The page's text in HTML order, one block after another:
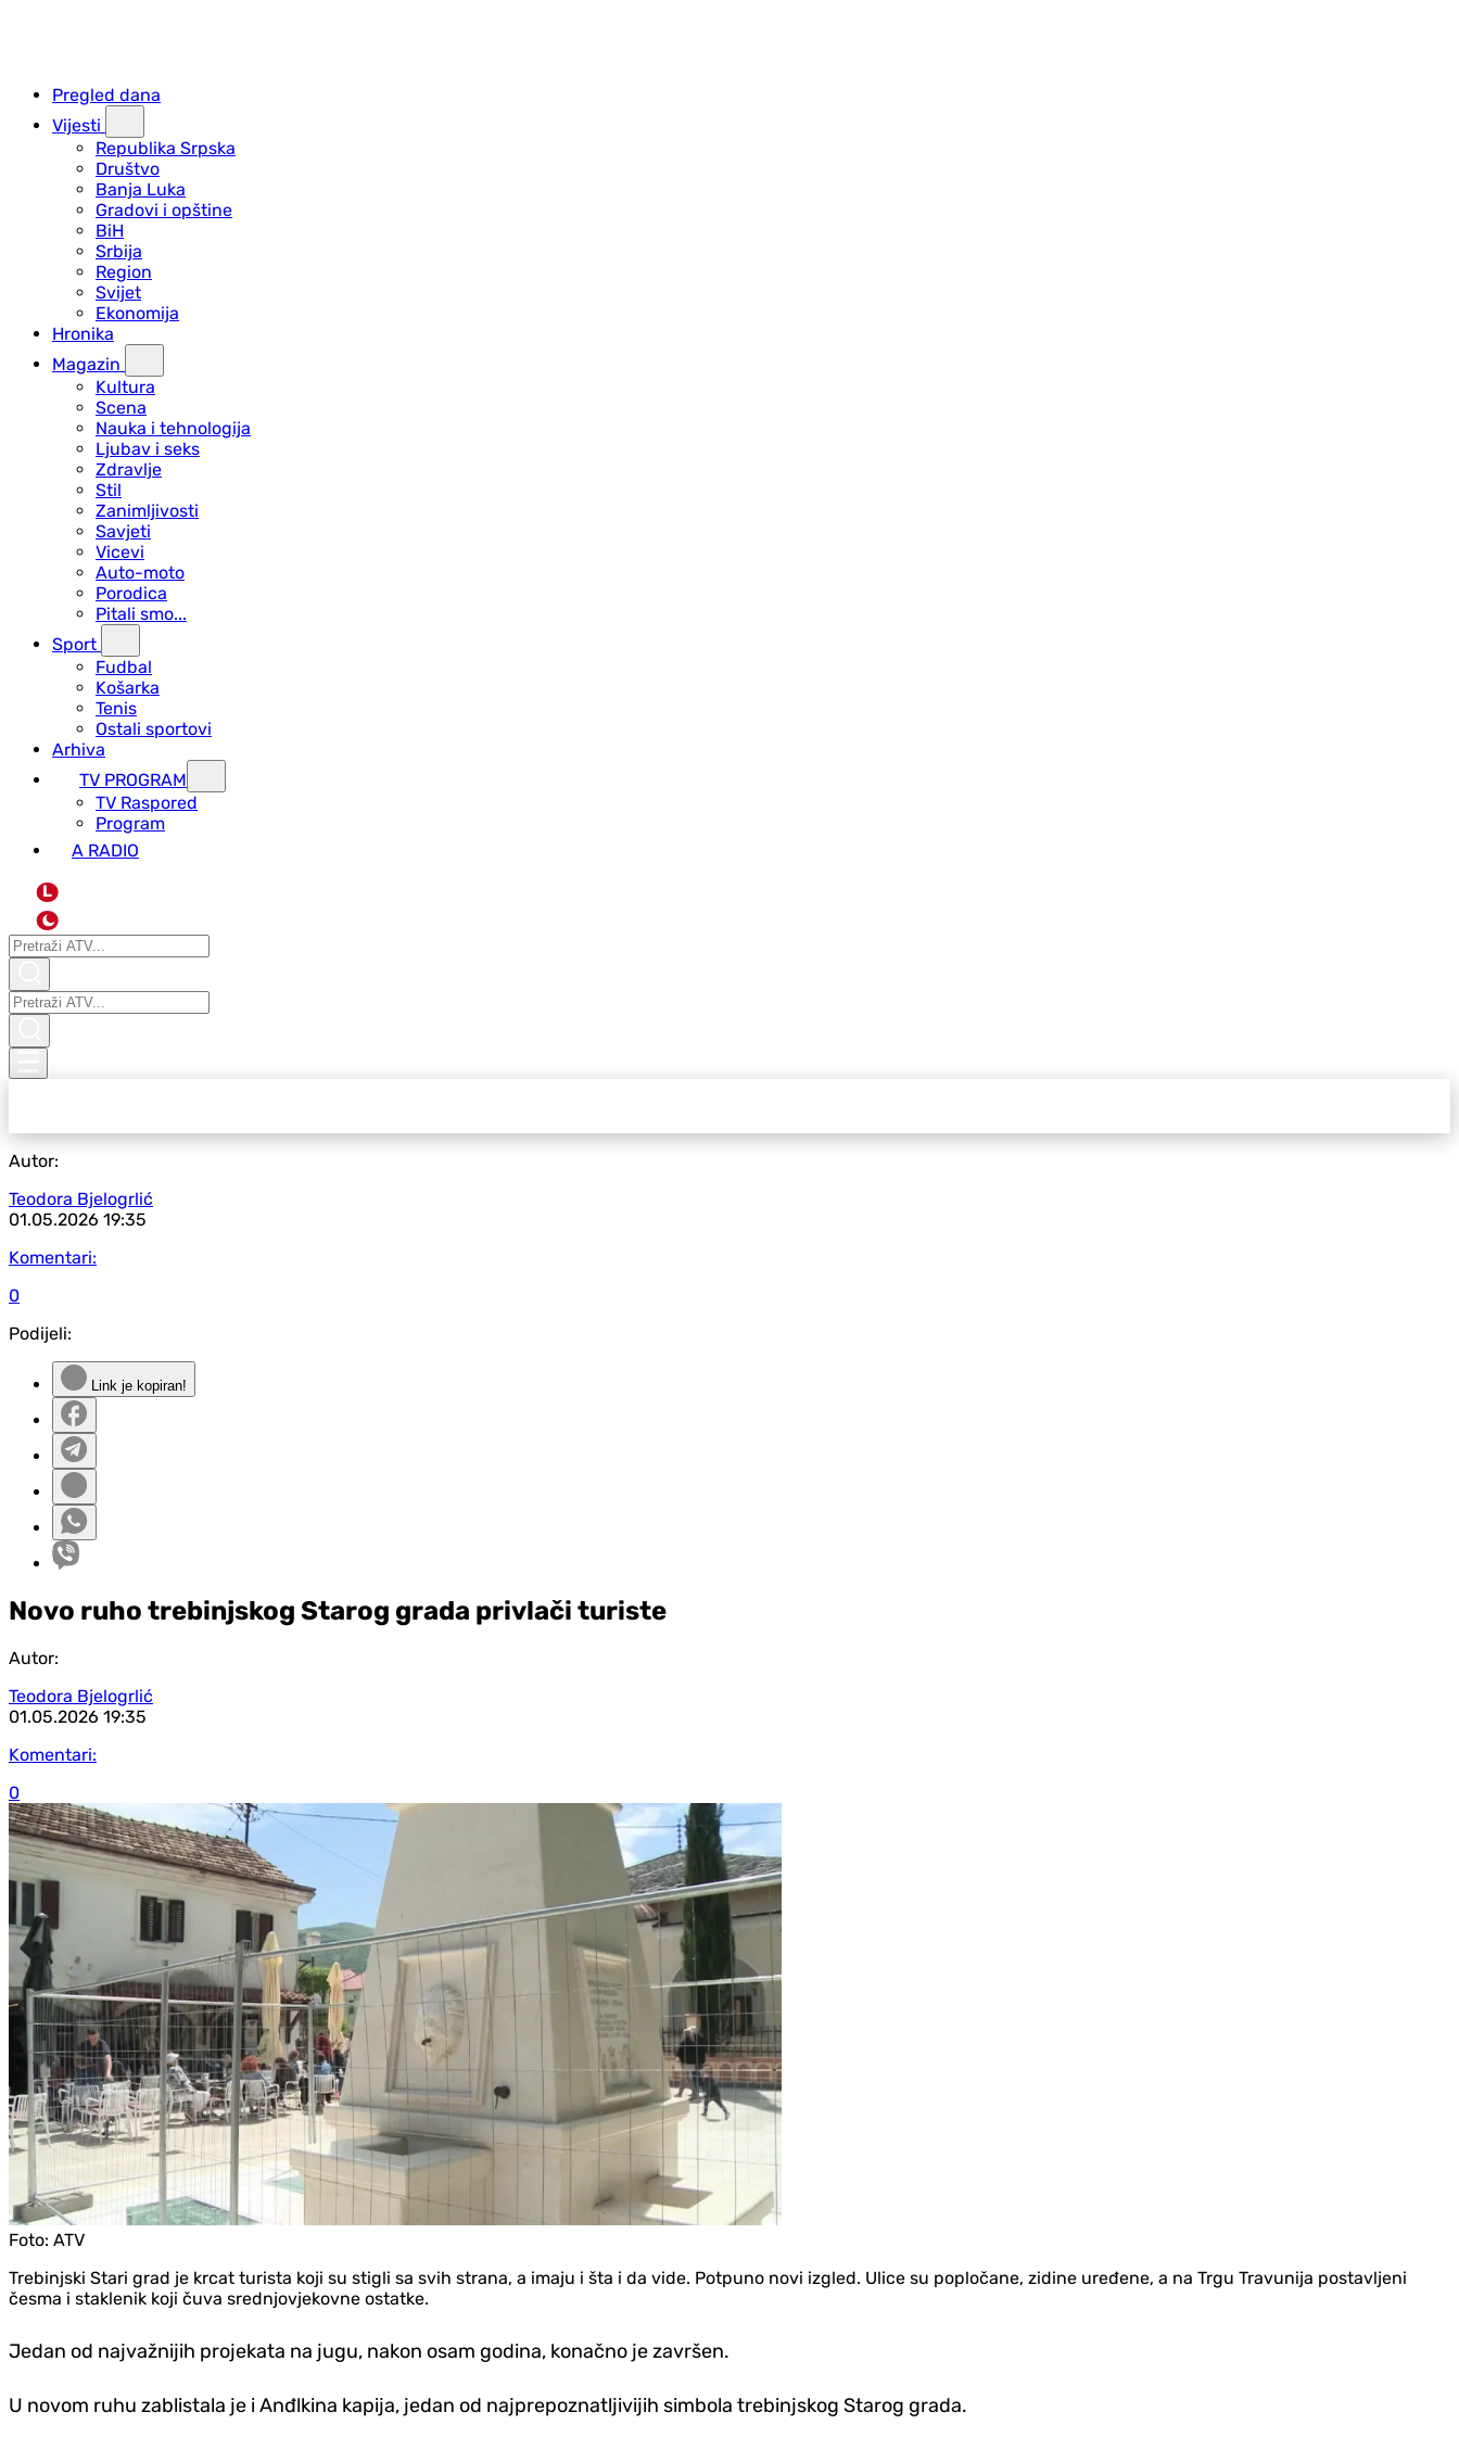
Pregled dana
Vijesti
Republika Srpska
Društvo
Banja Luka
Gradovi i opštine
BiH
Srbija
Region
Svijet
Ekonomija
Hronika
Magazin
Kultura
Scena
Nauka i tehnologija
Ljubav i seks
Zdravlje
Stil
Zanimljivosti
Savjeti
Vicevi
Auto-moto
Porodica
Pitali smo...
Sport
Fudbal
Košarka
Tenis
Ostali sportovi
Arhiva
TV PROGRAM
ТV Raspored
Program
A RADIO
L
Autor:
Teodora Bjelogrlić
01.05.2026 19:35
Komentari:
0
Podijeli:
Link je kopiran!
Novo ruho trebinjskog Starog grada privlači turiste
Autor:
Teodora Bjelogrlić
01.05.2026 19:35
Komentari:
0
Foto: ATV
Trebinjski Stari grad je krcat turista koji su stigli sa svih strana, a imaju i šta i da vide. Potpuno novi izgled. Ulice su popločane, zidine uređene, a na Trgu Travunija postavljeni
česma i staklenik koji čuva srednjovjekovne ostatke.
Jedan od najvažnijih projekata na jugu, nakon osam godina, konačno je završen.
U novom ruhu zablistala je i Anđlkina kapija, jedan od najprepoznatljivijih simbola trebinjskog Starog grada.